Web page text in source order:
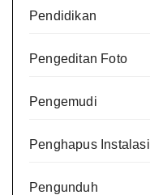
Pendidikan
Pengeditan Foto
Pengemudi
Penghapus Instalasi
Pengunduh